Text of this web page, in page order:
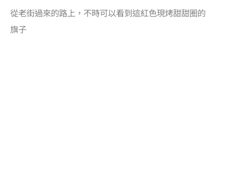
從老街過來的路上，不時可以看到這紅色現烤甜甜圈的
旗子